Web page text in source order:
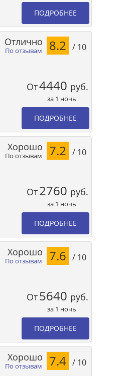
ПОДРОБНЕЕ
По отзывам
Отлично 8.2 / 10
От4440 руб.
за 1 ночь
ПОДРОБНЕЕ
По отзывам
Хорошо 7.2 / 10
От2760 руб.
за 1 ночь
ПОДРОБНЕЕ
По отзывам
Хорошо 7.6 / 10
От5640 руб.
за 1 ночь
ПОДРОБНЕЕ
По отзывам
Хорошо 7.4 / 10